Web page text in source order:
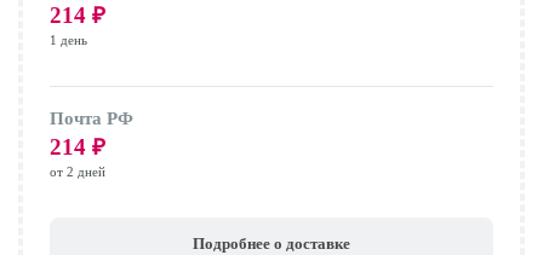
214 ₽
1 день
Почта РФ
214 ₽
от 2 дней
Подробнее о доставке